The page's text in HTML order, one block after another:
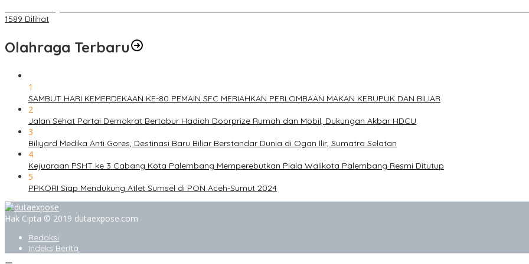
1589 Dilihat
Olahraga Terbaru
1
SAMBUT HARI KEMERDEKAAN KE-80 PEMAIN SFC MERIAHKAN PERLOMBAAN MAKAN KERUPUK DAN BILIAR
2
Jalan Sehat Partai Demokrat Bertabur Hadiah Doorprize Rumah dan Mobil, Dukungan Akbar HDCU
3
Biliyard Medika Anti Gores, Destinasi Baru Biliar Berstandar Dunia di Ogan Ilir, Sumatra Selatan
4
Kejuaraan PSHT ke 3 Cabang Kota Palembang Memperebutkan Piala Walikota Palembang Resmi Ditutup
5
PPKORI Siap Mendukung Atlet Sumsel di PON Aceh-Sumut 2024
Hak Cipta © 2019 dutaexpose.com
Redaksi
Indeks Berita